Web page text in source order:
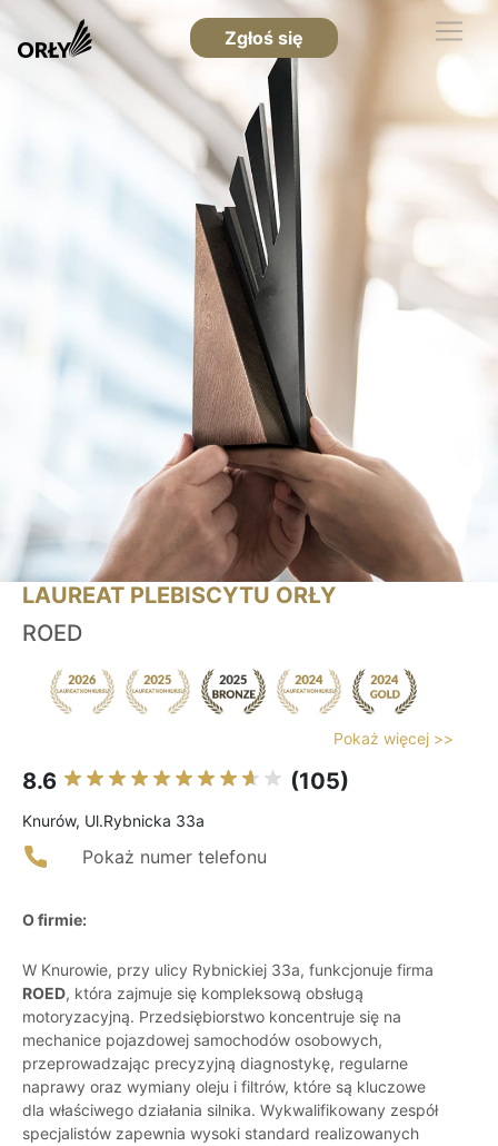
Zgłoś się
LAUREAT PLEBISCYTU ORŁY
ROED
Pokaż więcej >>
8.6 (105)
Knurów, Ul.Rybnicka 33a
Pokaż numer telefonu
O firmie:
W Knurowie, przy ulicy Rybnickiej 33a, funkcjonuje firma
ROED, która zajmuje się kompleksową obsługą
motoryzacyjną. Przedsiębiorstwo koncentruje się na
mechanice pojazdowej samochodów osobowych,
przeprowadzając precyzyjną diagnostykę, regularne
naprawy oraz wymiany oleju i filtrów, które są kluczowe
dla właściwego działania silnika. Wykwalifikowany zespół
specjalistów zapewnia wysoki standard realizowanych